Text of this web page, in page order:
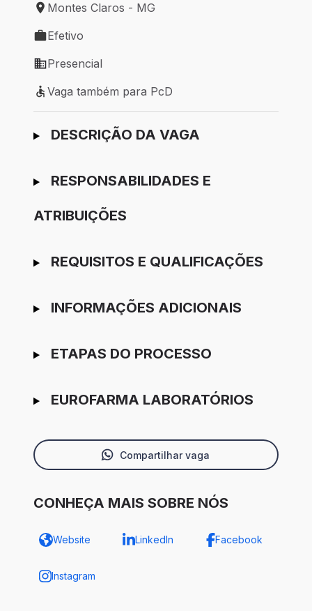
Local de trabalho: Montes Claros - MG
Montes Claros - MG
Tipo de vaga: Efetivo
Efetivo
Modelo de trabalho: Presencial
Presencial
Vaga também para PcD
Vaga também para PcD
Ir para candidatura
DESCRIÇÃO DA VAGA
RESPONSABILIDADES E
ATRIBUIÇÕES
REQUISITOS E QUALIFICAÇÕES
INFORMAÇÕES ADICIONAIS
ETAPAS DO PROCESSO
EUROFARMA LABORATÓRIOS
Compartilhar vaga
CONHEÇA MAIS SOBRE NÓS
Website LinkedIn Facebook
Instagram